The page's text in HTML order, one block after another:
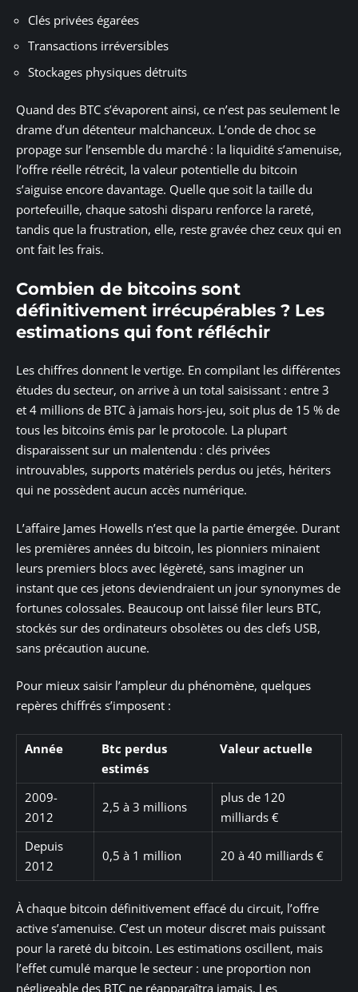
Clés privées égarées
Transactions irréversibles
Stockages physiques détruits
Quand des BTC s’évaporent ainsi, ce n’est pas seulement le
drame d’un détenteur malchanceux. L’onde de choc se
propage sur l’ensemble du marché : la liquidité s’amenuise,
l’offre réelle rétrécit, la valeur potentielle du bitcoin
s’aiguise encore davantage. Quelle que soit la taille du
portefeuille, chaque satoshi disparu renforce la rareté,
tandis que la frustration, elle, reste gravée chez ceux qui en
ont fait les frais.
Combien de bitcoins sont
définitivement irrécupérables ? Les
estimations qui font réfléchir
Les chiffres donnent le vertige. En compilant les différentes
études du secteur, on arrive à un total saisissant : entre 3
et 4 millions de BTC à jamais hors-jeu, soit plus de 15 % de
tous les bitcoins émis par le protocole. La plupart
disparaissent sur un malentendu : clés privées
introuvables, supports matériels perdus ou jetés, hériters
qui ne possèdent aucun accès numérique.
L’affaire James Howells n’est que la partie émergée. Durant
les premières années du bitcoin, les pionniers minaient
leurs premiers blocs avec légèreté, sans imaginer un
instant que ces jetons deviendraient un jour synonymes de
fortunes colossales. Beaucoup ont laissé filer leurs BTC,
stockés sur des ordinateurs obsolètes ou des clefs USB,
sans précaution aucune.
Pour mieux saisir l’ampleur du phénomène, quelques
repères chiffrés s’imposent :
Année
Btc perdus
estimés
Valeur actuelle
2009-
2012
2,5 à 3 millions
plus de 120
milliards €
Depuis
2012
0,5 à 1 million 20 à 40 milliards €
À chaque bitcoin définitivement effacé du circuit, l’offre
active s’amenuise. C’est un moteur discret mais puissant
pour la rareté du bitcoin. Les estimations oscillent, mais
l’effet cumulé marque le secteur : une proportion non
négligeable des BTC ne réapparaîtra jamais. Les